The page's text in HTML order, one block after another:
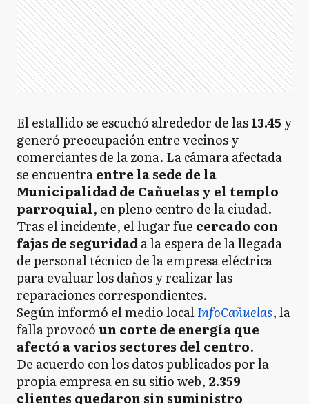
El estallido se escuchó alrededor de las13.45 y
generó preocupación entre vecinos y
comerciantes de la zona. La cámara afectada
se encuentraentre la sede de la
Municipalidad de Cañuelas y el templo
parroquial, en pleno centro de la ciudad.
Tras el incidente, el lugar fue cercado con
fajas de seguridada la espera de la llegada
de personal técnico de la empresa eléctrica
para evaluar los daños y realizar las
reparaciones correspondientes.
Según informó el medio localInfoCañuelas, la
falla provocóun corte de energía que
afectó a varios sectores del centro.
De acuerdo con los datos publicados por la
propia empresa en su sitio web, 2.359
clientes quedaron sin suministro